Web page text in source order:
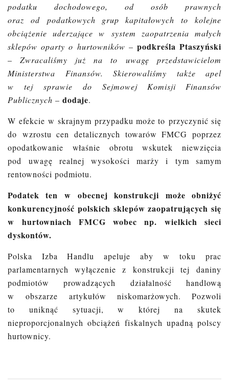
podatku dochodowego, od osób prawnych
oraz od podatkowych grup kapitałowych to kolejne
obciążenie uderzające w system zaopatrzenia małych
sklepów oparty o hurtowników – podkreśla Ptaszyński
– Zwracaliśmy już na to uwagę przedstawicielom
Ministerstwa Finansów. Skierowaliśmy także apel
w tej sprawie do Sejmowej Komisji Finansów
Publicznych – dodaje.
W efekcie w skrajnym przypadku może to przyczynić się
do wzrostu cen detalicznych towarów FMCG poprzez
opodatkowanie właśnie obrotu wskutek niewzięcia
pod uwagę realnej wysokości marży i tym samym
rentowności podmiotu.
Podatek ten w obecnej konstrukcji może obniżyć
konkurencyjność polskich sklepów zaopatrujących się
w hurtowniach FMCG wobec np. wielkich sieci
dyskontów.
Polska Izba Handlu apeluje aby w toku prac
parlamentarnych wyłączenie z konstrukcji tej daniny
podmiotów prowadzących działalność handlową
w obszarze artykułów niskomarżowych. Pozwoli
to uniknąć sytuacji, w której na skutek
nieproporcjonalnych obciążeń fiskalnych upadną polscy
hurtownicy.